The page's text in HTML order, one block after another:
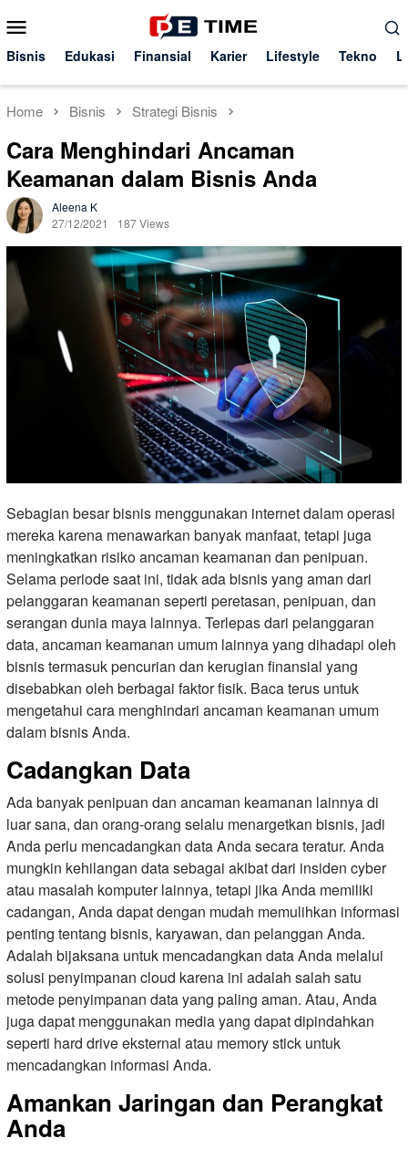
to
contentMenu
Bisnis Edukasi Finansial Karier Lifestyle Tekno
Home Bisnis Strategi Bisnis
Cara Menghindari Ancaman
Keamanan dalam Bisnis Anda
Aleena K
27/12/2021
187 Views
Sebagian besar bisnis menggunakan internet dalam operasi
mereka karena menawarkan banyak manfaat, tetapi juga
meningkatkan risiko ancaman keamanan dan penipuan.
Selama periode saat ini, tidak ada bisnis yang aman dari
pelanggaran keamanan seperti peretasan, penipuan, dan
serangan dunia maya lainnya. Terlepas dari pelanggaran
data, ancaman keamanan umum lainnya yang dihadapi oleh
bisnis termasuk pencurian dan kerugian finansial yang
disebabkan oleh berbagai faktor fisik. Baca terus untuk
mengetahui cara menghindari ancaman keamanan umum
dalam bisnis Anda.
Cadangkan Data
Ada banyak penipuan dan ancaman keamanan lainnya di
luar sana, dan orang-orang selalu menargetkan bisnis, jadi
Anda perlu mencadangkan data Anda secara teratur. Anda
mungkin kehilangan data sebagai akibat dari insiden cyber
atau masalah komputer lainnya, tetapi jika Anda memiliki
cadangan, Anda dapat dengan mudah memulihkan informasi
penting tentang bisnis, karyawan, dan pelanggan Anda.
Adalah bijaksana untuk mencadangkan data Anda melalui
solusi penyimpanan cloud karena ini adalah salah satu
metode penyimpanan data yang paling aman. Atau, Anda
juga dapat menggunakan media yang dapat dipindahkan
seperti hard drive eksternal atau memory stick untuk
mencadangkan informasi Anda.
Amankan Jaringan dan Perangkat
Anda